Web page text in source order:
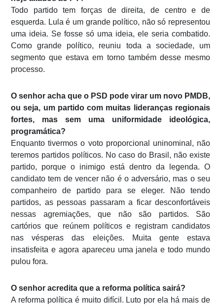
Todo partido tem forças de direita, de centro e de
esquerda. Lula é um grande político, não só representou
uma ideia. Se fosse só uma ideia, ele seria combatido.
Como grande político, reuniu toda a sociedade, um
segmento que estava em torno também desse mesmo
processo.
O senhor acha que o PSD pode virar um novo PMDB,
ou seja, um partido com muitas lideranças regionais
fortes, mas sem uma uniformidade ideológica,
programática?
Enquanto tivermos o voto proporcional uninominal, não
teremos partidos políticos. No caso do Brasil, não existe
partido, porque o inimigo está dentro da legenda. O
candidato tem de vencer não é o adversário, mas o seu
companheiro de partido para se eleger. Não tendo
partidos, as pessoas passaram a ficar desconfortáveis
nessas agremiações, que não são partidos. São
cartórios que reúnem políticos e registram candidatos
nas vésperas das eleições. Muita gente estava
insatisfeita e agora apareceu uma janela e todo mundo
pulou fora.
O senhor acredita que a reforma política sairá?
A reforma política é muito difícil. Luto por ela há mais de